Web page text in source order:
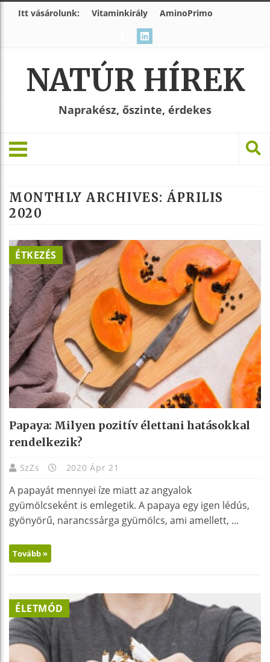
Itt vásárolunk: Vitaminkirály AminoPrimo
NATÚR HÍREK
Naprakész, őszinte, érdekes
MONTHLY ARCHIVES: ÁPRILIS
2020
ÉTKEZÉS
Papaya: Milyen pozitív élettani hatásokkal
rendelkezik?
SzZs 2020 Ápr 21
A papayát mennyei íze miatt az angyalok
gyümölcseként is emlegetik. A papaya egy igen lédús,
gyönyörű, narancssárga gyümölcs, ami amellett, ...
Tovább »
ÉLETMÓD